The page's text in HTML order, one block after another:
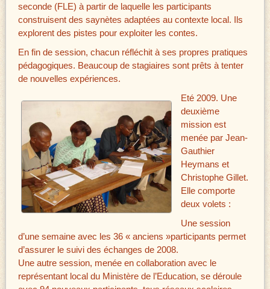
seconde (FLE) à partir de laquelle les participants
construisent des saynètes adaptées au contexte local. Ils
explorent des pistes pour exploiter les contes.
En fin de session, chacun réfléchit à ses propres pratiques
pédagogiques. Beaucoup de stagiaires sont prêts à tenter
de nouvelles expériences.
Eté 2009. Une
deuxième
mission est
menée par Jean-
Gauthier
Heymans et
Christophe Gillet.
Elle comporte
deux volets :
Une session
d’une semaine avec les 36 « anciens »participants permet
d’assurer le suivi des échanges de 2008.
Une autre session, menée en collaboration avec le
représentant local du Ministère de l’Education, se déroule